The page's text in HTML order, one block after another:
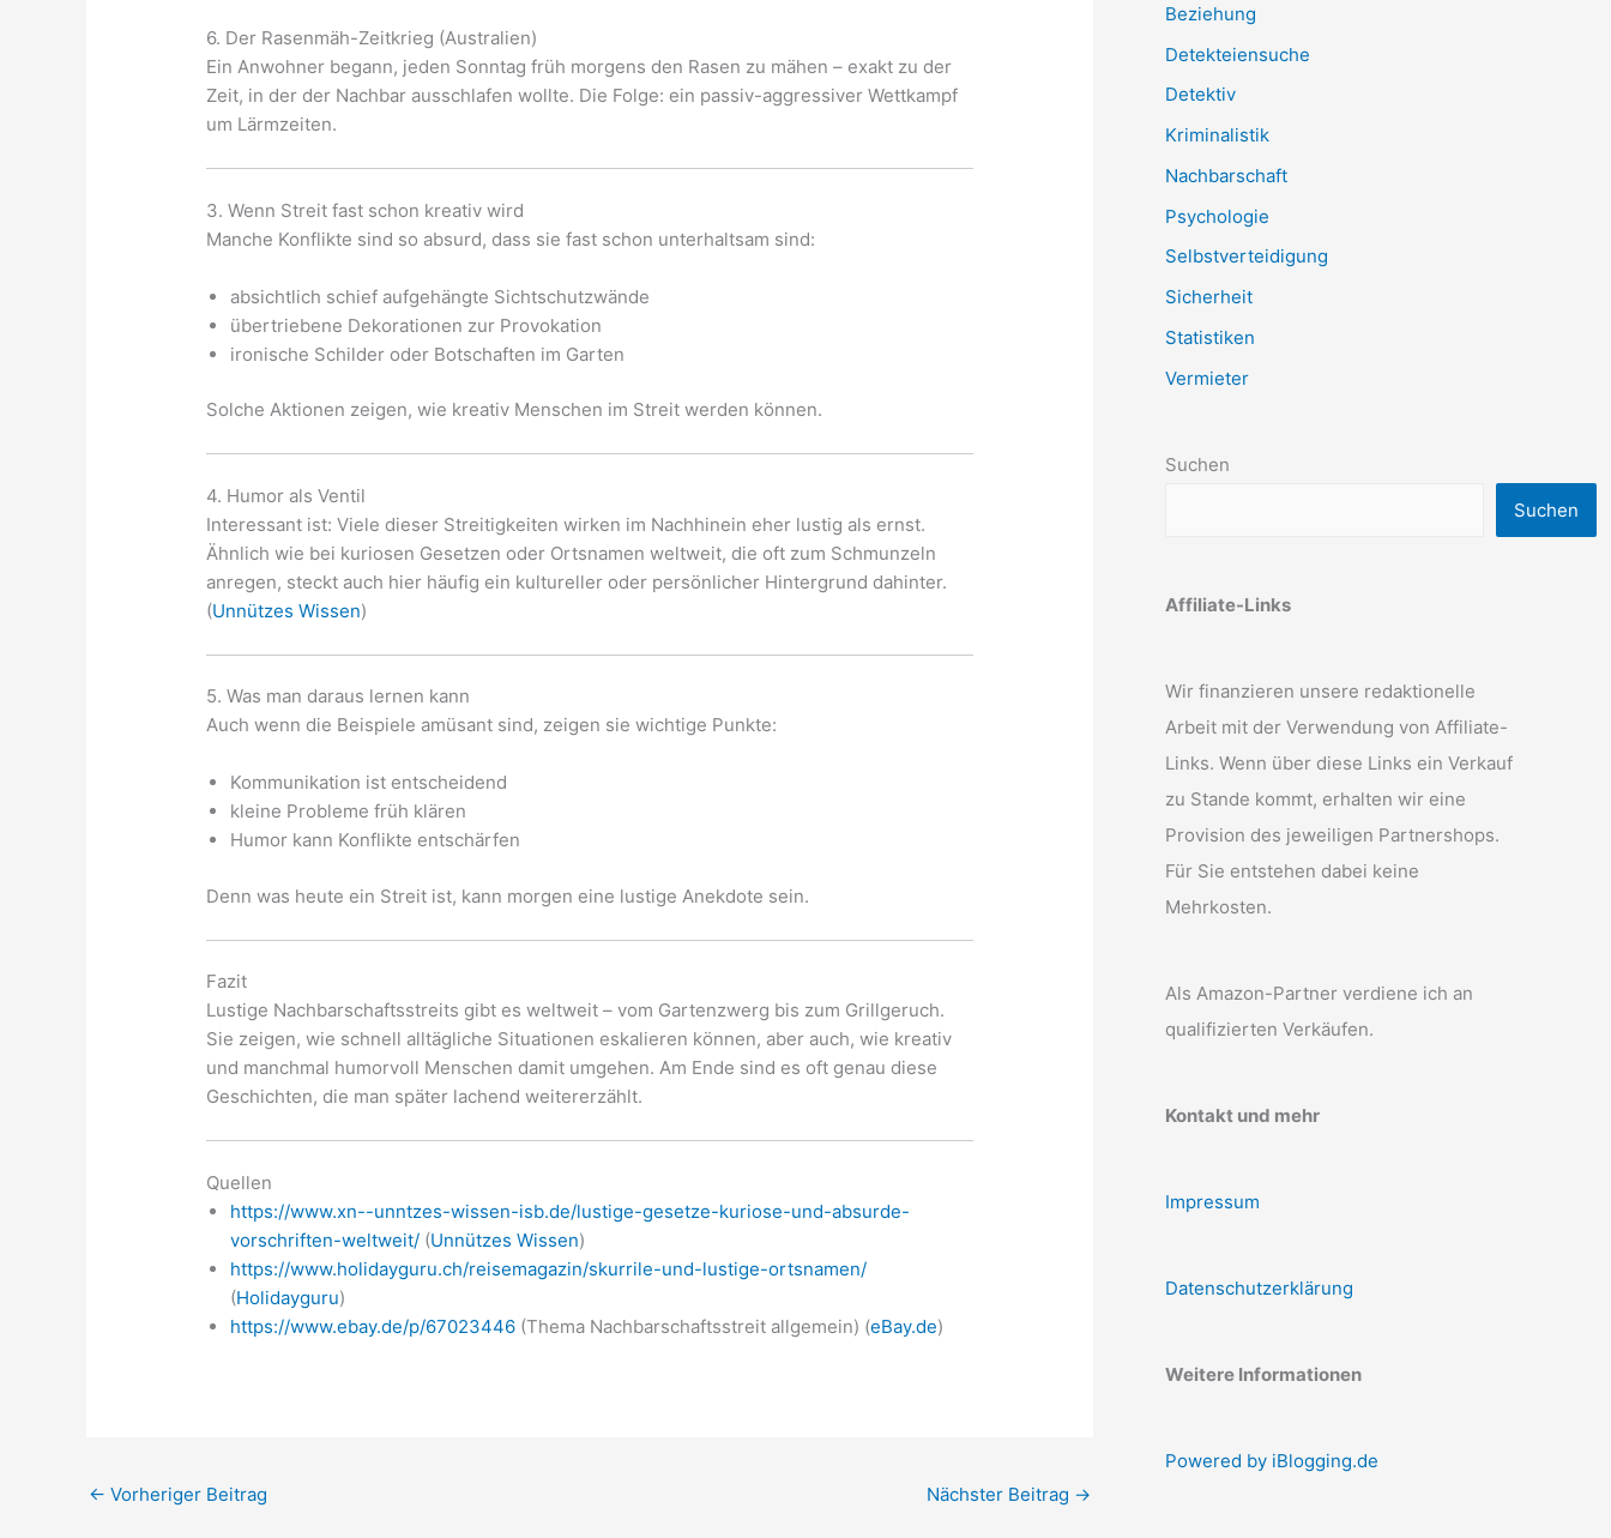
6. Der Rasenmäh-Zeitkrieg (Australien)
Ein Anwohner begann, jeden Sonntag früh morgens den Rasen zu mähen – exakt zu der
Zeit, in der der Nachbar ausschlafen wollte. Die Folge: ein passiv-aggressiver Wettkampf
um Lärmzeiten.
3. Wenn Streit fast schon kreativ wird
Manche Konflikte sind so absurd, dass sie fast schon unterhaltsam sind:
absichtlich schief aufgehängte Sichtschutzwände
übertriebene Dekorationen zur Provokation
ironische Schilder oder Botschaften im Garten
Solche Aktionen zeigen, wie kreativ Menschen im Streit werden können.
4. Humor als Ventil
Interessant ist: Viele dieser Streitigkeiten wirken im Nachhinein eher lustig als ernst.
Ähnlich wie bei kuriosen Gesetzen oder Ortsnamen weltweit, die oft zum Schmunzeln
anregen, steckt auch hier häufig ein kultureller oder persönlicher Hintergrund dahinter.
(Unnützes Wissen)
5. Was man daraus lernen kann
Auch wenn die Beispiele amüsant sind, zeigen sie wichtige Punkte:
Kommunikation ist entscheidend
kleine Probleme früh klären
Humor kann Konflikte entschärfen
Denn was heute ein Streit ist, kann morgen eine lustige Anekdote sein.
Fazit
Lustige Nachbarschaftsstreits gibt es weltweit – vom Gartenzwerg bis zum Grillgeruch.
Sie zeigen, wie schnell alltägliche Situationen eskalieren können, aber auch, wie kreativ
und manchmal humorvoll Menschen damit umgehen. Am Ende sind es oft genau diese
Geschichten, die man später lachend weitererzählt.
Quellen
https://www.xn--unntzes-wissen-isb.de/lustige-gesetze-kuriose-und-absurde-
vorschriften-weltweit/ (Unnützes Wissen)
https://www.holidayguru.ch/reisemagazin/skurrile-und-lustige-ortsnamen/
(Holidayguru)
https://www.ebay.de/p/67023446 (Thema Nachbarschaftsstreit allgemein) (eBay.de)
← Vorheriger Beitrag Nächster Beitrag →
Beziehung
Detekteiensuche
Detektiv
Kriminalistik
Nachbarschaft
Psychologie
Selbstverteidigung
Sicherheit
Statistiken
Vermieter
Suchen
Suchen
Affiliate-Links
Wir finanzieren unsere redaktionelle
Arbeit mit der Verwendung von Affiliate-
Links. Wenn über diese Links ein Verkauf
zu Stande kommt, erhalten wir eine
Provision des jeweiligen Partnershops.
Für Sie entstehen dabei keine
Mehrkosten.
Als Amazon-Partner verdiene ich an
qualifizierten Verkäufen.
Kontakt und mehr
Impressum
Datenschutzerklärung
Weitere Informationen
Powered by iBlogging.de